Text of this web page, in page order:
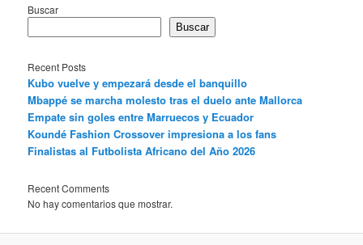
Buscar
Buscar
Recent Posts
Kubo vuelve y empezará desde el banquillo
Mbappé se marcha molesto tras el duelo ante Mallorca
Empate sin goles entre Marruecos y Ecuador
Koundé Fashion Crossover impresiona a los fans
Finalistas al Futbolista Africano del Año 2026
Recent Comments
No hay comentarios que mostrar.